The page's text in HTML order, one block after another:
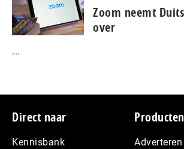
Zoom neemt
over
...
Footer
Direct naar
Kennisbank
Producten